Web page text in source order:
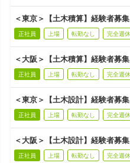
＜東京＞【土木積算】経験者募
正社員 上場 転勤なし 完全週
＜大阪＞【土木積算】経験者募
正社員 上場 転勤なし 完全週
＜東京＞【土木設計】経験者募
正社員 上場 転勤なし 完全週
＜大阪＞【土木設計】経験者募
正社員 上場 転勤なし 完全週